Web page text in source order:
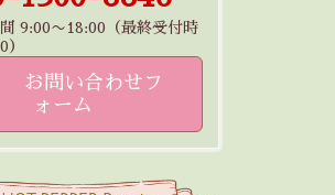
9:00〜18:00（最終受付時
）
お問い合わせフ
ォーム